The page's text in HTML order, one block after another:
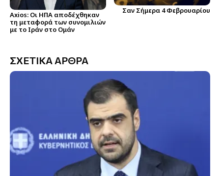
Axios: Οι ΗΠΑ αποδέχθηκαν
τη μεταφορά των συνομιλιών
με το Ιράν στο Ομάν
Σαν Σήμερα 4 Φεβρουαρίου
ΣΧΕΤΙΚΑ ΑΡΘΡΑ